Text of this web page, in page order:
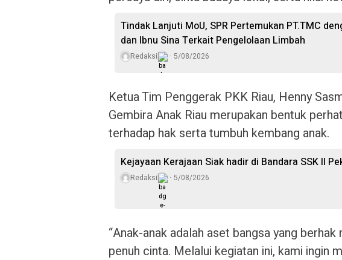
Tindak Lanjuti MoU, SPR Pertemukan PT.TMC
dan Ibnu Sina Terkait Pengelolaan Limbah
Redaksi 5/08/2026
Ketua Tim Penggerak PKK Riau, Henny
Gembira Anak Riau merupakan bentuk
terhadap hak serta tumbuh kembang anak.
Kejayaan Kerajaan Siak hadir di Bandara SSK II
Redaksi 5/08/2026
“Anak-anak adalah aset bangsa yang
penuh cinta. Melalui kegiatan ini, kami ingin